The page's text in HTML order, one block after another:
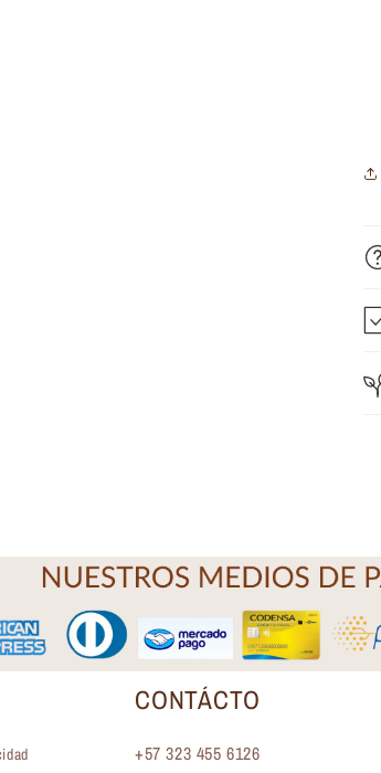
CONTÁCTO
+57 323 455 6126